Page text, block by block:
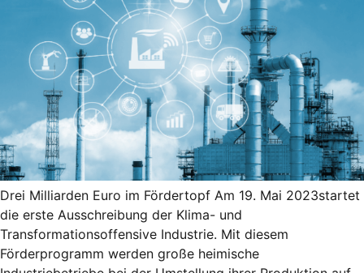
Drei Milliarden Euro im Fördertopf Am 19. Mai 2023startet
die erste Ausschreibung der Klima- und
Transformationsoffensive Industrie. Mit diesem
Förderprogramm werden große heimische